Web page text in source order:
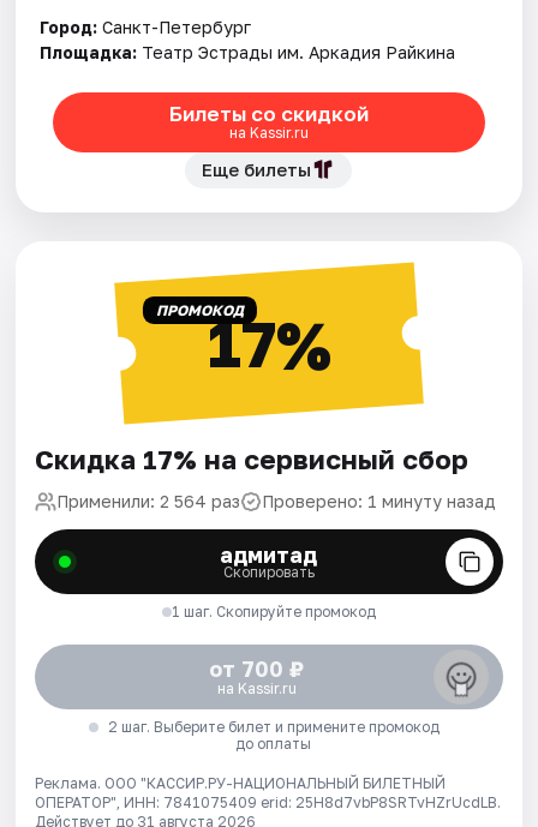
Город: Санкт-Петербург
Площадка: Театр Эстрады им. Аркадия Райкина
Билеты со скидкой
на Kassir.ru
Еще билеты
ПРОМОКОД17%
Скидка 17% на сервисный сбор
Применили: 2 564 раз Проверено: 1 минуту назад
адмитад
Скопировать
1 шаг. Скопируйте промокод
от 700 ₽
на Kassir.ru
2 шаг. Выберите билет и примените промокод
до оплаты
Реклама. ООО "КАССИР.РУ-НАЦИОНАЛЬНЫЙ БИЛЕТНЫЙ
ОПЕРАТОР", ИНН: 7841075409 erid: 25H8d7vbP8SRTvHZrUcdLB.
Действует до 31 августа 2026